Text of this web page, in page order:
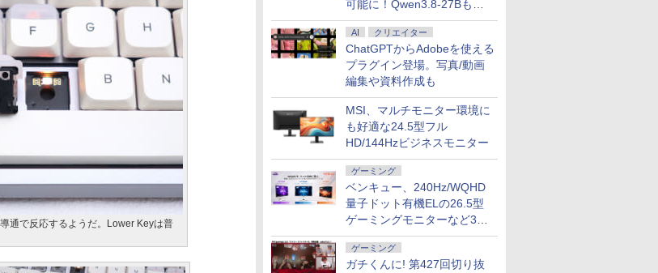
可能に！Qwen3.8-27Bも順
次
AI クリエイター
ChatGPTからAdobeを使える
プラグイン登場。写真/動画
編集や資料作成も
MSI、マルチモニター環境に
も好適な24.5型フル
HD/144Hzビジネスモニター
ゲーミング
ベンキュー、240Hz/WQHD
量子ドット有機ELの26.5型
ゲーミングモニターなど3機
種
ゲーミング
ガチくんに! 第427回切り抜
通で反応するようだ。Lower Keyは普